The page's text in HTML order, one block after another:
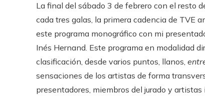
La final del sábado 3 de febrero con el resto
cada tres galas, la primera cadencia de TVE
este programa monográfico con mi
Inés Hernand. Este programa en modalidad
clasificación, desde varios puntos, llanos,
sensaciones de los artistas de forma
presentadores, miembros del jurado y